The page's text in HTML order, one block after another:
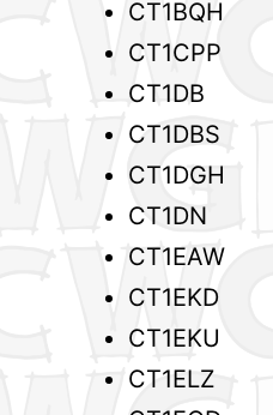
CT1BQH
CT1CPP
CT1DB
CT1DBS
CT1DGH
CT1DN
CT1EAW
CT1EKD
CT1EKU
CT1ELZ